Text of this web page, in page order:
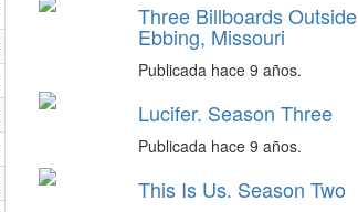
Three Billboards Outside
Ebbing, Missouri
Publicada hace 9 años.
Lucifer. Season Three
Publicada hace 9 años.
This Is Us. Season Two